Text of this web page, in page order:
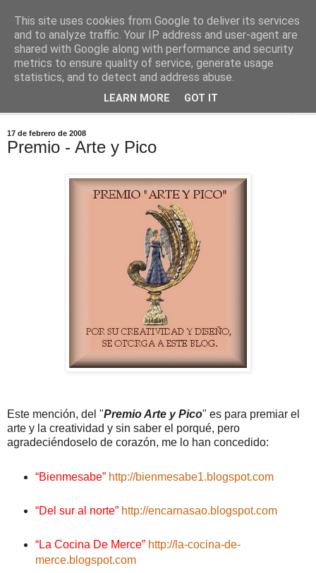
Comoju
La Cocina del Día a Día y el día a día de la Gastronomía
17 de febrero de 2008
Premio - Arte y Pico
Este mención, del "Premio Arte y Pico" es para premiar el
arte y la creatividad y sin saber el porqué, pero
agradeciéndoselo de corazón, me lo han concedido:
“Bienmesabe” http://bienmesabe1.blogspot.com
“Del sur al norte” http://encarnasao.blogspot.com
“La Cocina De Merce” http://la-cocina-de-
merce.blogspot.com
This site uses cookies from Google to deliver its services
and to analyze traffic. Your IP address and user-agent are
shared with Google along with performance and security
metrics to ensure quality of service, generate usage
statistics, and to detect and address abuse.
LEARN MORE GOT IT